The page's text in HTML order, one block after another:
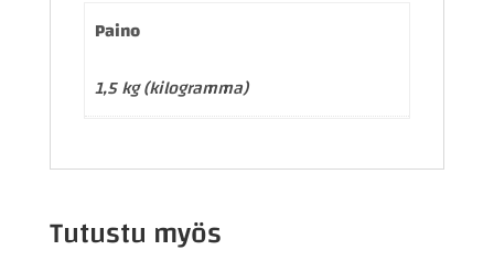
Paino
1,5 kg (kilogramma)
Tutustu myös